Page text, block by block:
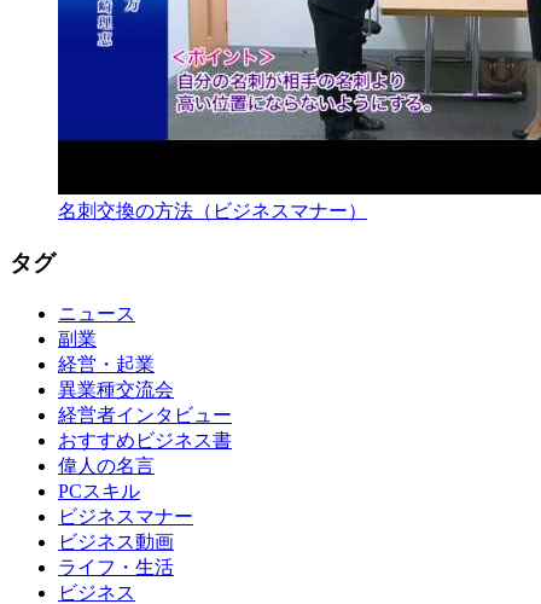
名刺交換の方法（ビジネスマナー）
タグ
ニュース
副業
経営・起業
異業種交流会
経営者インタビュー
おすすめビジネス書
偉人の名言
PCスキル
ビジネスマナー
ビジネス動画
ライフ・生活
ビジネス